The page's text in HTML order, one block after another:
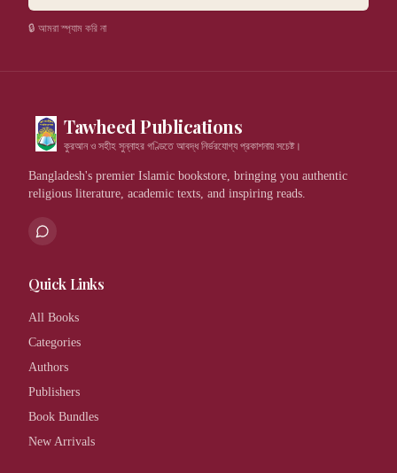
🔒 আমরা স্প্যাম করি না
Tawheed Publications
কুরআন ও সহীহ সুন্নাহর গণ্ডিতে আবদ্ধ নির্ভরযোগ্য প্রকাশনায় সচেষ্ট।
Bangladesh's premier Islamic bookstore, bringing you authentic
religious literature, academic texts, and inspiring reads.
Quick Links
All Books
Categories
Authors
Publishers
Book Bundles
New Arrivals